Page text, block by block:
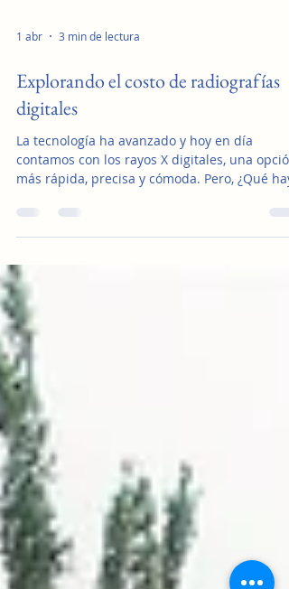
1 abr 3 min de lectura
Explorando el costo de radiografías
digitales
La tecnología ha avanzado y hoy en día
más rápida, precisa y cómoda. Pero, ¿Qué hay
del costo? ¿Vale la pena invertir en esta
tecnología? En este artículo, te contaré todo lo
que necesitas saber sobre el costo de
radiografías digitales y cómo puede
beneficiarte. ¿Qué son las radiografías
y por qué importan? Las radiografías digitales
son imágenes médicas obtenidas mediante
sensores electrónicos en lugar de películas